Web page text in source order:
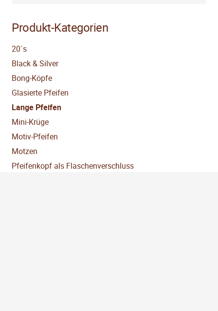
Produkt-Kategorien
20`s
Black & Silver
Bong-Köpfe
Glasierte Pfeifen
Lange Pfeifen
Mini-Krüge
Motiv-Pfeifen
Motzen
Pfeifenkopf als Flaschenverschluss